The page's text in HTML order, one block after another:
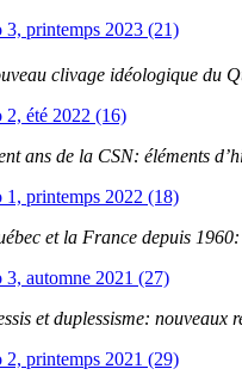
3, printemps 2023 (21)
clivage idéologique du
2, été 2022 (16)
ans de la CSN: éléments
1, printemps 2022 (18)
et la France depuis
3, automne 2021 (27)
et duplessisme: nouveaux
2, printemps 2021 (29)